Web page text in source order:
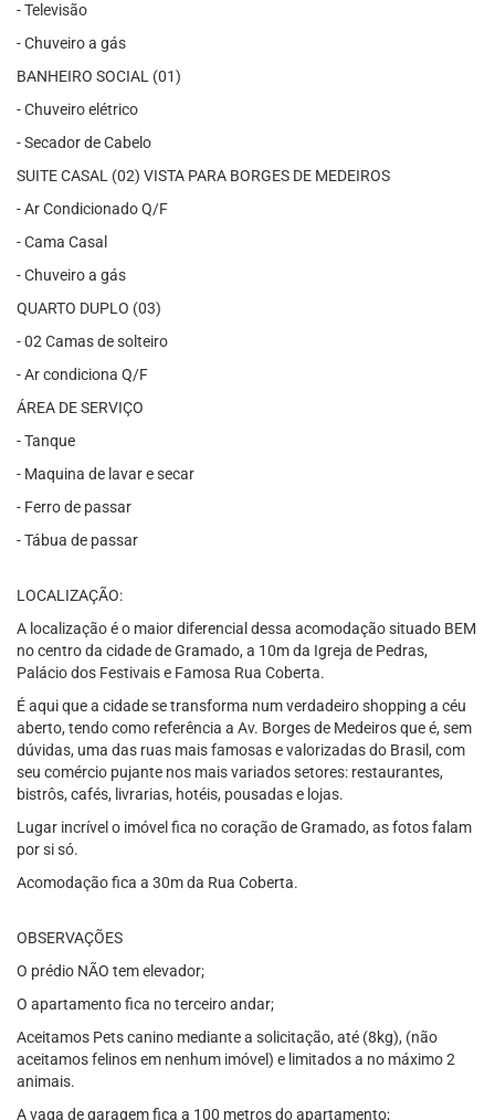
- Televisão
- Chuveiro a gás
BANHEIRO SOCIAL (01)
- Chuveiro elétrico
- Secador de Cabelo
SUITE CASAL (02) VISTA PARA BORGES DE MEDEIROS
- Ar Condicionado Q/F
- Cama Casal
- Chuveiro a gás
QUARTO DUPLO (03)
- 02 Camas de solteiro
- Ar condiciona Q/F
ÁREA DE SERVIÇO
- Tanque
- Maquina de lavar e secar
- Ferro de passar
- Tábua de passar
LOCALIZAÇÃO:
A localização é o maior diferencial dessa acomodação situado BEM
no centro da cidade de Gramado, a 10m da Igreja de Pedras,
Palácio dos Festivais e Famosa Rua Coberta.
É aqui que a cidade se transforma num verdadeiro shopping a céu
aberto, tendo como referência a Av. Borges de Medeiros que é, sem
dúvidas, uma das ruas mais famosas e valorizadas do Brasil, com
seu comércio pujante nos mais variados setores: restaurantes,
bistrôs, cafés, livrarias, hotéis, pousadas e lojas.
Lugar incrível o imóvel fica no coração de Gramado, as fotos falam
por si só.
Acomodação fica a 30m da Rua Coberta.
OBSERVAÇÕES
O prédio NÃO tem elevador;
O apartamento fica no terceiro andar;
Aceitamos Pets canino mediante a solicitação, até (8kg), (não
aceitamos felinos em nenhum imóvel) e limitados a no máximo 2
animais.
A vaga de garagem fica a 100 metros do apartamento;